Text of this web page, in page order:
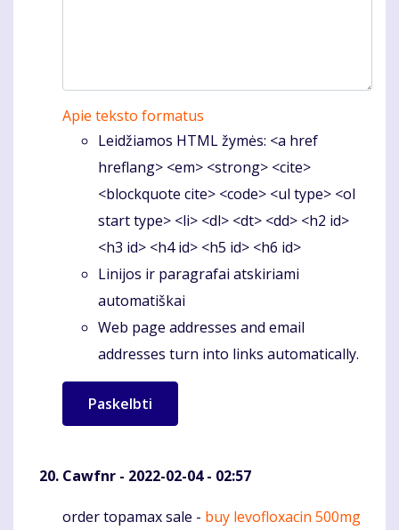
Apie teksto formatus
Leidžiamos HTML žymės: <a href
hreflang> <em> <strong> <cite>
<blockquote cite> <code> <ul type> <ol
start type> <li> <dl> <dt> <dd> <h2 id>
<h3 id> <h4 id> <h5 id> <h6 id>
Linijos ir paragrafai atskiriami
automatiškai
Web page addresses and email
addresses turn into links automatically.
Cawfnr - 2022-02-04 - 02:57
Komentaras
order topamax sale - buy levofloxacin 500mg